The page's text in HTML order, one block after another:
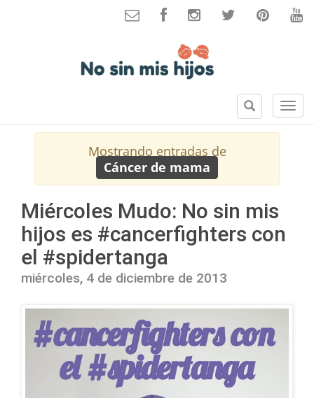
S
e
B
u
s
r
Mostrando entradas de
Cáncer de mama
Miércoles Mudo: No sin mis
hijos es #cancerfighters con
el #spidertanga
miércoles, 4 de diciembre de 2013